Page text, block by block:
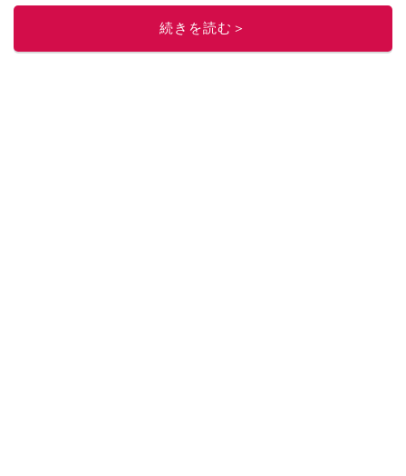
ニュースでフォロー
続きを読む＞